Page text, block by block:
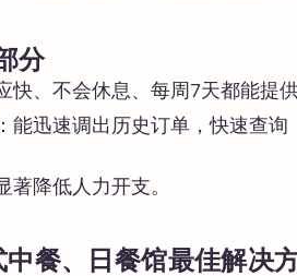
分
快、不会休息、每周7天都能提
：能迅速调出历史订单，快速查
著降低人力开支。
餐、日餐馆最佳解决